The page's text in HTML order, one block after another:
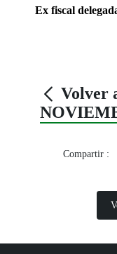
Ex fiscal
Volver
Compartir :